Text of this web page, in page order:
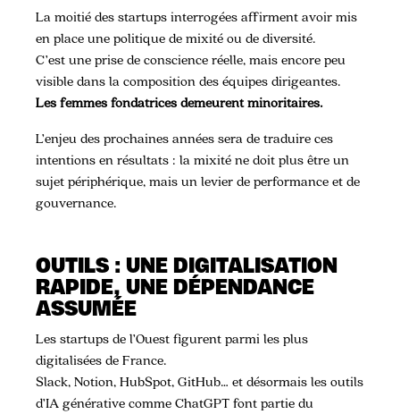
La moitié des startups interrogées affirment avoir mis
en place une politique de mixité ou de diversité.
C’est une prise de conscience réelle, mais encore peu
visible dans la composition des équipes dirigeantes.
Les femmes fondatrices demeurent minoritaires.
L’enjeu des prochaines années sera de traduire ces
intentions en résultats : la mixité ne doit plus être un
sujet périphérique, mais un levier de performance et de
gouvernance.
OUTILS : UNE DIGITALISATION
RAPIDE, UNE DÉPENDANCE
ASSUMÉE
Les startups de l’Ouest figurent parmi les plus
digitalisées de France.
Slack, Notion, HubSpot, GitHub… et désormais les outils
d’IA générative comme ChatGPT font partie du